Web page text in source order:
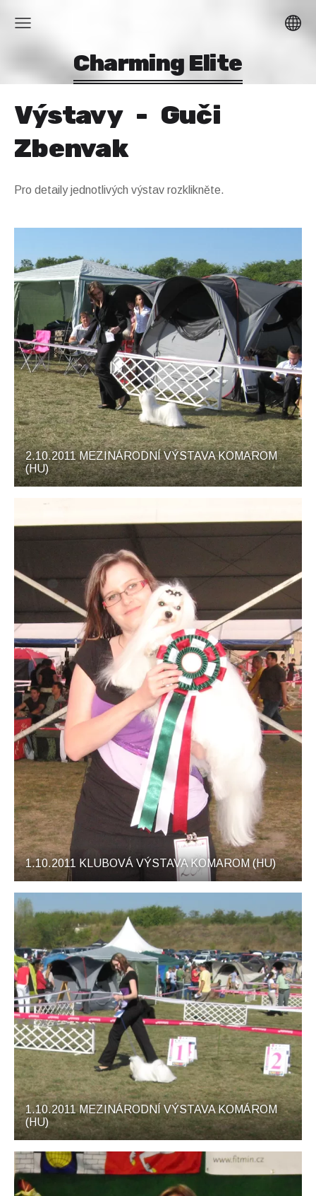
Charming Elite
Výstavy - Guči
Zbenvak
Pro detaily jednotlivých výstav rozklikněte.
2.10.2011 MEZINÁRODNÍ VÝSTAVA KOMAROM
(HU)
1.10.2011 KLUBOVÁ VÝSTAVA KOMAROM (HU)
1.10.2011 MEZINÁRODNÍ VÝSTAVA KOMÁROM
(HU)